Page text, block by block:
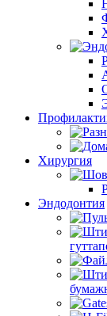
Хирургия
Эндодонтия